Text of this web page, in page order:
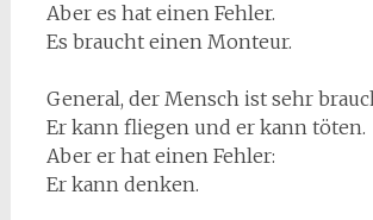
Aber es hat einen Fehler.
Es braucht einen Monteur.
General, der Mensch ist sehr
Er kann fliegen und er kann töten.
Aber er hat einen Fehler:
Er kann denken.